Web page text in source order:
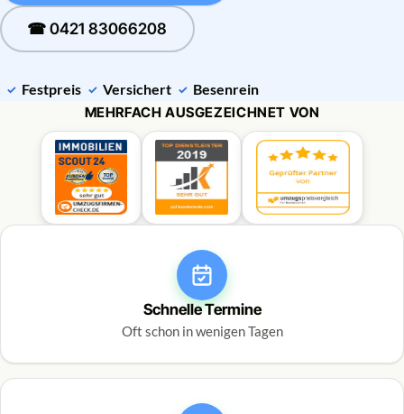
☎ 0421 83066208
Festpreis Versichert Besenrein
MEHRFACH AUSGEZEICHNET VON
Schnelle Termine
Oft schon in wenigen Tagen